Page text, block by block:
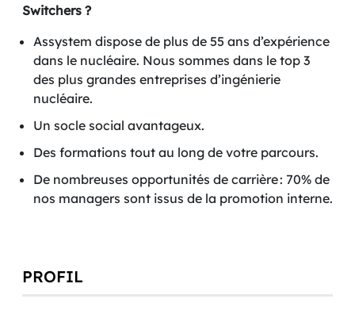
Switchers ?
Assystem dispose de plus de 55 ans d’expérience
dans le nucléaire. Nous sommes dans le top 3
des plus grandes entreprises d’ingénierie
nucléaire.
Un socle social avantageux.
Des formations tout au long de votre parcours.
De nombreuses opportunités de carrière : 70% de
nos managers sont issus de la promotion interne.
PROFIL